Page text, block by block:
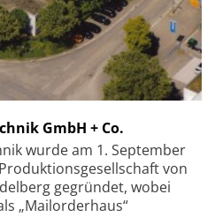
GmbH + Co.
wurde am 1. September
von
gegründet, wobei
„Mailorderhaus“